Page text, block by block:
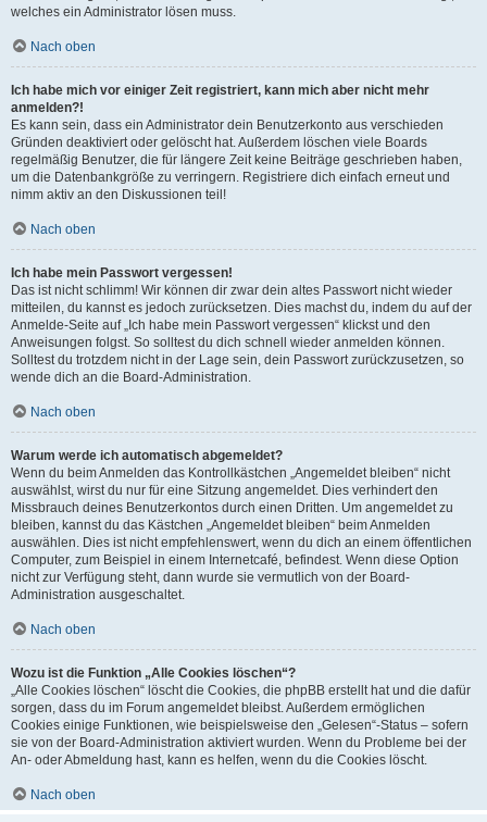
welches ein Administrator lösen muss.
Nach oben
Ich habe mich vor einiger Zeit registriert, kann mich aber nicht mehr
anmelden?!
Es kann sein, dass ein Administrator dein Benutzerkonto aus verschieden
Gründen deaktiviert oder gelöscht hat. Außerdem löschen viele Boards
regelmäßig Benutzer, die für längere Zeit keine Beiträge geschrieben haben,
um die Datenbankgröße zu verringern. Registriere dich einfach erneut und
nimm aktiv an den Diskussionen teil!
Nach oben
Ich habe mein Passwort vergessen!
Das ist nicht schlimm! Wir können dir zwar dein altes Passwort nicht wieder
mitteilen, du kannst es jedoch zurücksetzen. Dies machst du, indem du auf der
Anmelde-Seite auf „Ich habe mein Passwort vergessen“ klickst und den
Anweisungen folgst. So solltest du dich schnell wieder anmelden können.
Solltest du trotzdem nicht in der Lage sein, dein Passwort zurückzusetzen, so
wende dich an die Board-Administration.
Nach oben
Warum werde ich automatisch abgemeldet?
Wenn du beim Anmelden das Kontrollkästchen „Angemeldet bleiben“ nicht
auswählst, wirst du nur für eine Sitzung angemeldet. Dies verhindert den
Missbrauch deines Benutzerkontos durch einen Dritten. Um angemeldet zu
bleiben, kannst du das Kästchen „Angemeldet bleiben“ beim Anmelden
auswählen. Dies ist nicht empfehlenswert, wenn du dich an einem öffentlichen
Computer, zum Beispiel in einem Internetcafé, befindest. Wenn diese Option
nicht zur Verfügung steht, dann wurde sie vermutlich von der Board-
Administration ausgeschaltet.
Nach oben
Wozu ist die Funktion „Alle Cookies löschen“?
„Alle Cookies löschen“ löscht die Cookies, die phpBB erstellt hat und die dafür
sorgen, dass du im Forum angemeldet bleibst. Außerdem ermöglichen
Cookies einige Funktionen, wie beispielsweise den „Gelesen“-Status – sofern
sie von der Board-Administration aktiviert wurden. Wenn du Probleme bei der
An- oder Abmeldung hast, kann es helfen, wenn du die Cookies löscht.
Nach oben